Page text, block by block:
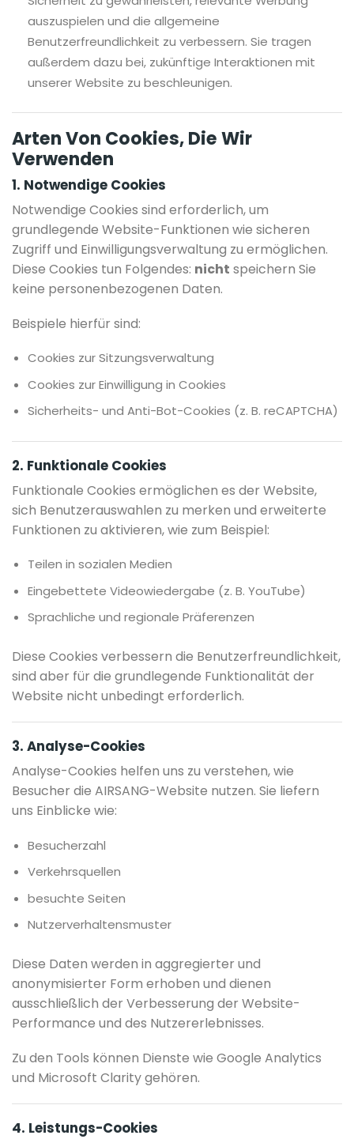
auszuspielen und die allgemeine
Benutzerfreundlichkeit zu verbessern. Sie tragen
außerdem dazu bei, zukünftige Interaktionen mit
unserer Website zu beschleunigen.
Arten Von Cookies, Die Wir
Verwenden
1. Notwendige Cookies
Notwendige Cookies sind erforderlich, um
grundlegende Website-Funktionen wie sicheren
Zugriff und Einwilligungsverwaltung zu ermöglichen.
Diese Cookies tun Folgendes: nicht speichern Sie
keine personenbezogenen Daten.
Beispiele hierfür sind:
Cookies zur Sitzungsverwaltung
Cookies zur Einwilligung in Cookies
Sicherheits- und Anti-Bot-Cookies (z. B. reCAPTCHA)
2. Funktionale Cookies
Funktionale Cookies ermöglichen es der Website,
sich Benutzerauswahlen zu merken und erweiterte
Funktionen zu aktivieren, wie zum Beispiel:
Teilen in sozialen Medien
Eingebettete Videowiedergabe (z. B. YouTube)
Sprachliche und regionale Präferenzen
Diese Cookies verbessern die Benutzerfreundlichkeit,
sind aber für die grundlegende Funktionalität der
Website nicht unbedingt erforderlich.
3. Analyse-Cookies
Analyse-Cookies helfen uns zu verstehen, wie
Besucher die AIRSANG-Website nutzen. Sie liefern
uns Einblicke wie:
Besucherzahl
Verkehrsquellen
besuchte Seiten
Nutzerverhaltensmuster
Diese Daten werden in aggregierter und
anonymisierter Form erhoben und dienen
ausschließlich der Verbesserung der Website-
Performance und des Nutzererlebnisses.
Zu den Tools können Dienste wie Google Analytics
und Microsoft Clarity gehören.
4. Leistungs-Cookies